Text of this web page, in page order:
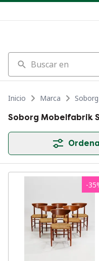
Buscar en
Inicio Marca
Soborg Mobelfabrik
-35